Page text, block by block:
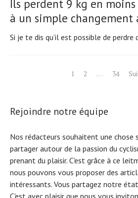
Ils perdent 9 kg en moins
à un simple
Si je te dis qu’il est possible de perdre
publications
1 2 … 34
Rejoindre notre équipe
Nos rédacteurs souhaitent une chose
partager autour de la passion du
prenant du plaisir. C'est grâce à ce
nous pouvons vous proposer des
intéressants. Vous partagez notre
C'est avec plaisir que nous vous